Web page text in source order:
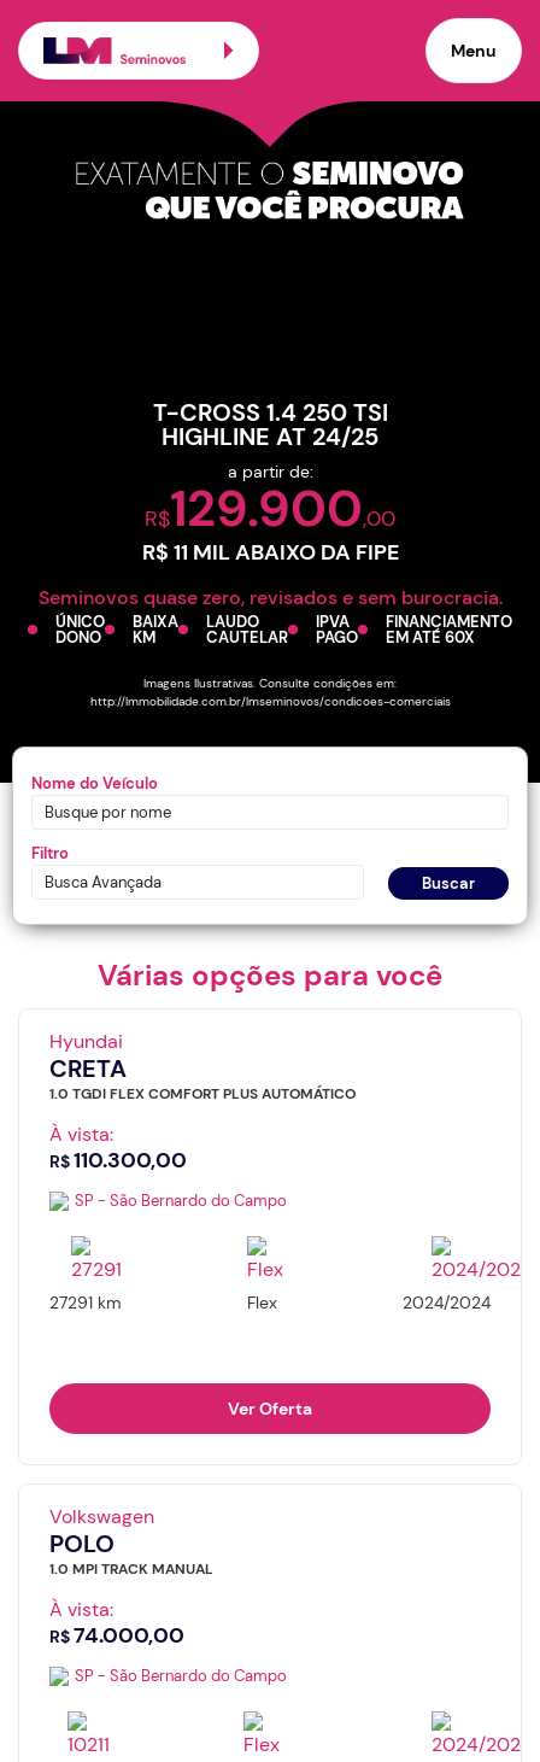
Carros seminovos de
Menu
T-CROSS 1.4 250 TSI
HIGHLINE AT 24/25
a partir de:
R$129.900,00
R$ 11 MIL ABAIXO DA FIPE
Seminovos quase zero, revisados e sem burocracia.
ÚNICO
DONO
BAIXA
KM
LAUDO
CAUTELAR
IPVA
PAGO
FINANCIAMENTO
EM ATÉ 60X
Imagens Ilustrativas. Consulte condições em:
http://lmmobilidade.com.br/lmseminovos/condicoes-comerciais
Nome do Veículo
Filtro
Busca Avançada
Buscar
×
Veículos promocionais
Várias opções para você
Hyundai
CRETA
1.0 TGDI FLEX COMFORT PLUS AUTOMÁTICO
À vista:
R$110.300,00
SP - São Bernardo do Campo
27291 km Flex 2024/2024
Ver Oferta
Volkswagen
POLO
1.0 MPI TRACK MANUAL
À vista:
R$74.000,00
SP - São Bernardo do Campo